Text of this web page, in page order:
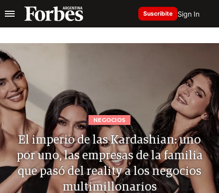
Suscribite Sign In
NEGOCIOS
El imperio de las Kardashian: uno
por uno, las empresas de la familia
que pasó del reality a los negocios
multimillonarios